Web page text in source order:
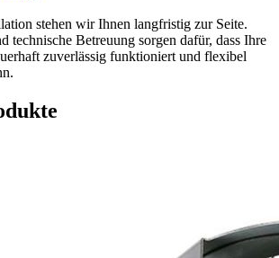
stehen wir Ihnen langfristig zur Seite.
technische Betreuung sorgen dafür, dass Ihre
zuverlässig funktioniert und flexibel